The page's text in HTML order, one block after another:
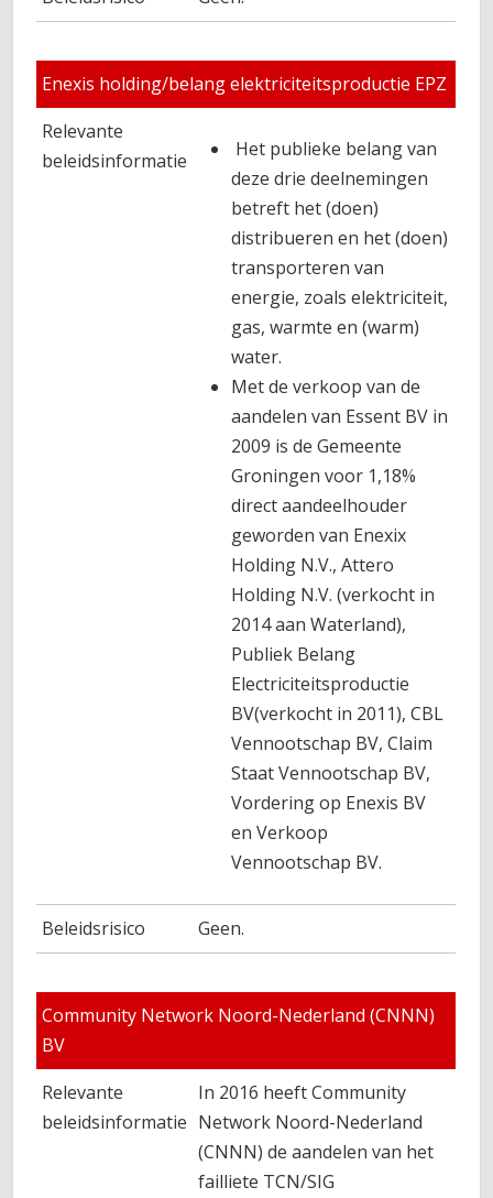
Enexis holding/belang elektriciteitsproductie EPZ
Relevante
beleidsinformatie
Het publieke belang van
deze drie deelnemingen
betreft het (doen)
distribueren en het (doen)
transporteren van
energie, zoals elektriciteit,
gas, warmte en (warm)
water.
Met de verkoop van de
aandelen van Essent BV in
2009 is de Gemeente
Groningen voor 1,18%
direct aandeelhouder
geworden van Enexix
Holding N.V., Attero
Holding N.V. (verkocht in
2014 aan Waterland),
Publiek Belang
Electriciteitsproductie
BV(verkocht in 2011), CBL
Vennootschap BV, Claim
Staat Vennootschap BV,
Vordering op Enexis BV
en Verkoop
Vennootschap BV.
Beleidsrisico Geen.
Community Network Noord-Nederland (CNNN)
BV
Relevante
beleidsinformatie
In 2016 heeft Community
Network Noord-Nederland
(CNNN) de aandelen van het
failliete TCN/SIG